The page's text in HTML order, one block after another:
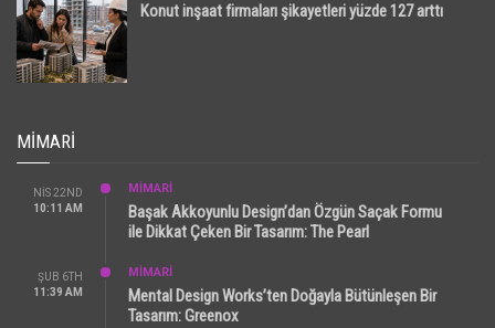
Konut inşaat firmaları şikayetleri yüzde 127 arttı
MIMARI
NIS 22ND
10:11 AM
MİMARİ
Başak Akkoyunlu Design’dan Özgün Saçak Formu
ile Dikkat Çeken Bir Tasarım: The Pearl
ŞUB 6TH
11:39 AM
MİMARİ
Mental Design Works’ten Doğayla Bütünleşen Bir
Tasarım: Greenox